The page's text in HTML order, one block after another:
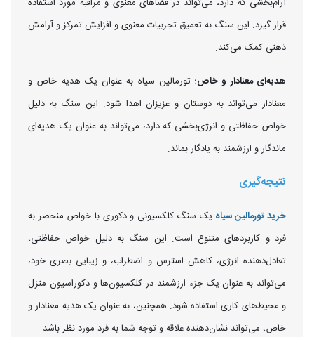
قرار گیرد. این سنگ به تعمیق تجربیات معنوی و افزایش تمرکز و آرامش
ذهنی کمک می‌کند.
هدیه‌ای معنادار و خاص:تورمالین سیاه به عنوان یک هدیه خاص و
معنادار می‌تواند به دوستان و عزیزان اهدا شود. این سنگ به دلیل
خواص حفاظتی و انرژی‌بخشی که دارد، می‌تواند به عنوان یک هدیه‌ای
ماندگار و ارزشمند به یادگار بماند.
نتیجه‌گیری
خرید تورمالین سیاه یک سنگ کلکسیونی و دکوری با خواص منحصر به
فرد و کاربردهای متنوع است. این سنگ به دلیل خواص حفاظتی،
تعادل‌دهنده انرژی، کاهش استرس و اضطراب، و زیبایی بصری خود،
می‌تواند به عنوان یک جزء ارزشمند در کلکسیون‌ها و دکوراسیون منزل
و محیط‌های کاری استفاده شود. همچنین، به عنوان یک هدیه معنادار و
خاص، می‌تواند نشان‌دهنده علاقه و توجه شما به فرد مورد نظر باشد.